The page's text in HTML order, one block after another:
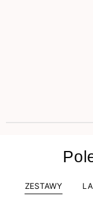
ZESTAWY